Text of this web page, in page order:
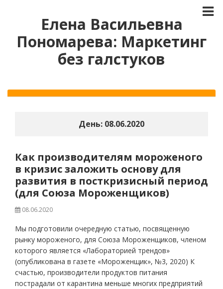
Елена Васильевна
Пономарева: Маркетинг
без галстуков
День: 08.06.2020
Как производителям мороженого
в кризис заложить основу для
развития в посткризисный период
(для Союза Мороженщиков)
08.06.2020
Мы подготовили очередную статью, посвященную
рынку мороженого, для Союза Мороженщиков, членом
которого является «Лабораторией трендов»
(опубликована в газете «Мороженщик», №3, 2020) К
счастью, производители продуктов питания
пострадали от карантина меньше многих предприятий